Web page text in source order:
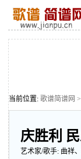
当前位置: 歌谱简谱网 >
庆胜利
艺术家/歌手: 曲祥